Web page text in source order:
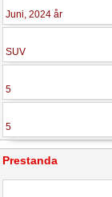
Juni, 2024 år
SUV
5
5
Prestanda